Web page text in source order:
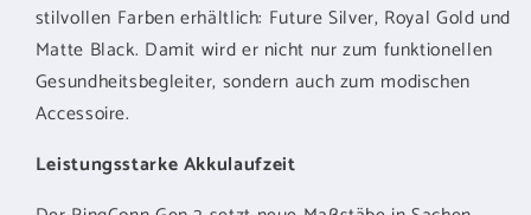
stilvollen Farben erhältlich: Future Silver, Royal Gold und
Matte Black. Damit wird er nicht nur zum funktionellen
Gesundheitsbegleiter, sondern auch zum modischen
Accessoire.
Leistungsstarke Akkulaufzeit